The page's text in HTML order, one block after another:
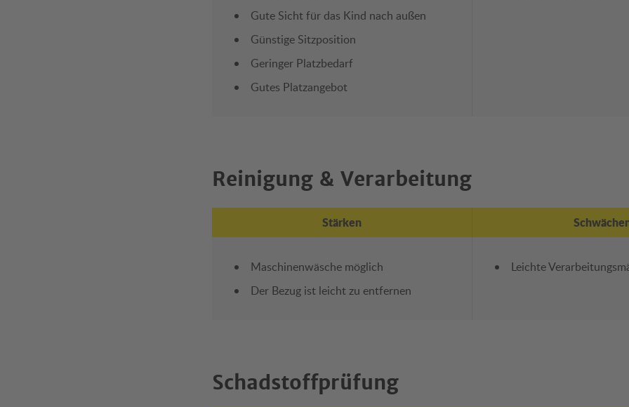
Gute Sicht für das Kind nach außen
Günstige Sitzposition
Geringer Platzbedarf
Gutes Platzangebot
Reinigung & Verarbeitung
Stärken
Maschinenwäsche möglich
Der Bezug ist leicht zu entfernen
Leichte
Schadstoffprüfung